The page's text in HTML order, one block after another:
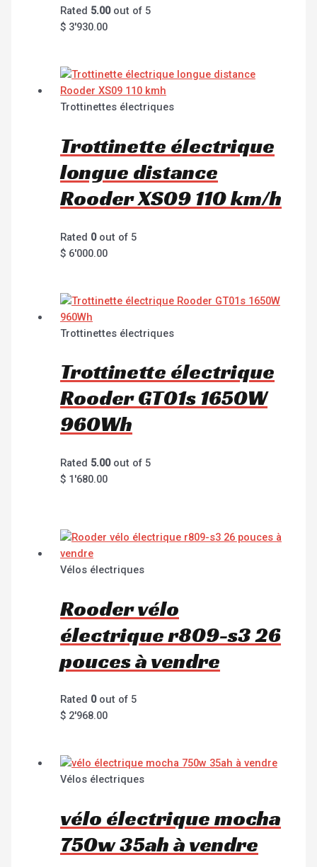
Rated 5.00out of 5
$ 3'930.00
Trottinettes électriques
Trottinette électrique
longue distance
Rooder XS09 110 km/h
Rated 0out of 5
$ 6'000.00
Trottinettes électriques
Trottinette électrique
Rooder GT01s 1650W
960Wh
Rated 5.00out of 5
$ 1'680.00
Vélos électriques
Rooder vélo
électrique r809-s3 26
pouces à vendre
Rated 0out of 5
$ 2'968.00
Vélos électriques
vélo électrique mocha
750w 35ah à vendre